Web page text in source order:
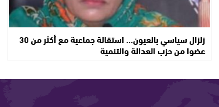
زلزال سياسي بالعيون… استقالة جماعية مع أكثر من 30
عضوا من حزب العدالة والتنمية